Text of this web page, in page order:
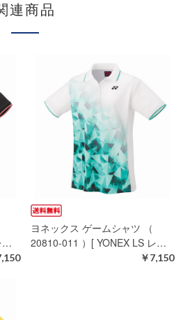
連商品
…
ヨネックス ゲームシャツ （
20810-011 ）[ YONEX LS レ…
￥7,150